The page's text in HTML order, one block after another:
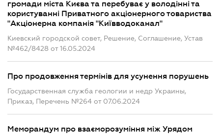
громади міста Києва та перебуває у володінні та
користуванні Приватного акціонерного товариства
"Акціонерна компанія "Київводоканал"
Киевский городской совет, Решение, Соглашение, Устав
№462/8428 от 16.05.2024
Про продовження термінів для усунення порушень
Государственная служба геологии и недр Украины,
Приказ, Перечень №264 от 07.06.2024
Меморандум про взаєморозуміння між Урядом